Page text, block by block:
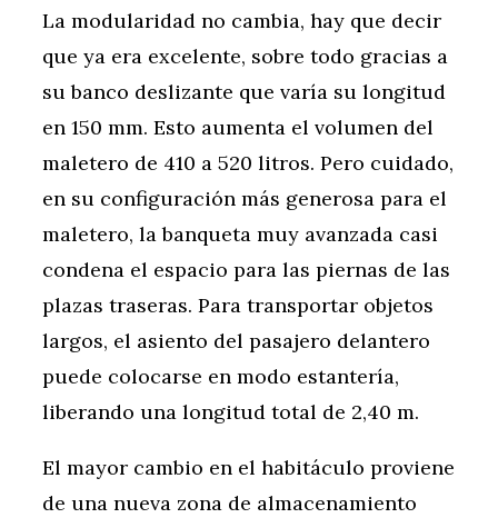
La modularidad no cambia, hay que decir
que ya era excelente, sobre todo gracias a
su banco deslizante que varía su longitud
en 150 mm. Esto aumenta el volumen del
maletero de 410 a 520 litros. Pero cuidado,
en su configuración más generosa para el
maletero, la banqueta muy avanzada casi
condena el espacio para las piernas de las
plazas traseras. Para transportar objetos
largos, el asiento del pasajero delantero
puede colocarse en modo estantería,
liberando una longitud total de 2,40 m.
El mayor cambio en el habitáculo proviene
de una nueva zona de almacenamiento